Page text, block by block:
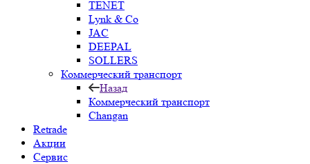
TENET
Lynk & Co
JAC
DEEPAL
SOLLERS
Коммерческий транспорт
Назад
Коммерческий транспорт
Changan
Retrade
Акции
Сервис